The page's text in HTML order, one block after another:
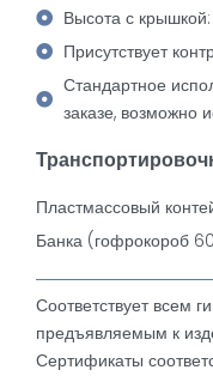
Высота с
Присутствует
Стандартное
заказе, возможно
Пластмассовый
Банка (гофрокороб
Соответствует всем
предъявляемым к
Сертификаты